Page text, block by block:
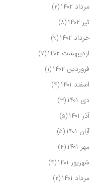
مرداد ۱۴۰۲ (۲)
تیر ۱۴۰۲ (۸)
خرداد ۱۴۰۲ (۹)
اردیبهشت ۱۴۰۲ (۷)
فروردین ۱۴۰۲ (۱)
اسفند ۱۴۰۱ (۴)
دی ۱۴۰۱ (۳)
آذر ۱۴۰۱ (۵)
آبان ۱۴۰۱ (۵)
مهر ۱۴۰۱ (۴)
شهریور ۱۴۰۱ (۴)
مرداد ۱۴۰۱ (۲)